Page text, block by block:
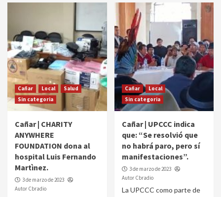
Cañar Local
Salud
Sin categoria
Cañar | CHARITY
ANYWHERE
FOUNDATION dona al
hospital Luis Fernando
Martìnez.
3 de marzo de 2023
Autor Cbradio
Cañar
Local
Sin categoria
Cañar | UPCCC indica
que: “Se resolvió que
no habrá paro, pero sí
manifestaciones”.
3 de marzo de 2023
Autor Cbradio
La UPCCC como parte de